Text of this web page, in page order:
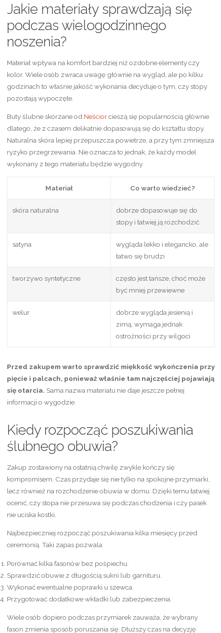
Jakie materiały sprawdzają się
podczas wielogodzinnego
noszenia?
Materiał wpływa na komfort bardziej niż ozdobne elementy czy
kolor. Wiele osób zwraca uwagę głównie na wygląd, ale po kilku
godzinach to właśnie jakość wykonania decyduje o tym, czy stopy
pozostają wypoczęte.
Buty ślubne skórzane od Neściorcieszą się popularnością głównie
dlatego, że z czasem delikatnie dopasowują się do kształtu stopy.
Naturalna skóra lepiej przepuszcza powietrze, a przy tym zmniejsza
ryzyko przegrzewania. Nie oznacza to jednak, że każdy model
wykonany z tego materiału będzie wygodny.
Materiał Co warto wiedzieć?
skóra naturalna
dobrze dopasowuje się do
stopy i łatwiej ją rozchodzić
satyna
wygląda lekko i elegancko, ale
łatwo się brudzi
tworzywo syntetyczne
często jest tańsze, choć może
być mniej przewiewne
welur
dobrze wygląda jesienią i
zimą, wymaga jednak
ostrożności przy wilgoci
Przed zakupem warto sprawdzić miękkość wykończenia przy
pięcie i palcach, ponieważ właśnie tam najczęściej pojawiają
się otarcia. Sama nazwa materiału nie daje jeszcze pełnej
informacji o wygodzie.
Kiedy rozpocząć poszukiwania
ślubnego obuwia?
Zakup zostawiony na ostatnią chwilę zwykle kończy się
kompromisem. Czas przydaje się nie tylko na spokojne przymiarki,
lecz również na rozchodzenie obuwia w domu. Dzięki temu łatwiej
ocenić, czy stopa nie przesuwa się podczas chodzenia i czy pasek
nie uciska kostki.
Najbezpieczniej rozpocząć poszukiwania kilka miesięcy przed
ceremonią. Taki zapas pozwala:
Porównać kilka fasonów bez pośpiechu.
Sprawdzić obuwie z długością sukni lub garnituru.
Wykonać ewentualne poprawki u szewca.
Przygotować dodatkowe wkładki lub zabezpieczenia.
Wiele osób dopiero podczas przymiarek zauważa, że wybrany
fason zmienia sposób poruszania się. Dłuższy czas na decyzję